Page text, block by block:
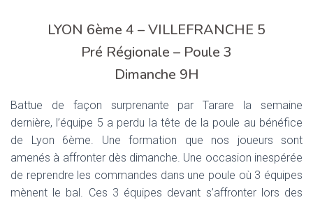
LYON 6ème 4 – VILLEFRANCHE 5
Pré Régionale – Poule 3
Dimanche 9H
Battue de façon surprenante par Tarare la semaine
dernière, l’équipe 5 a perdu la tête de la poule au bénéfice
de Lyon 6ème. Une formation que nos joueurs sont
amenés à affronter dès dimanche. Une occasion inespérée
de reprendre les commandes dans une poule où 3 équipes
mènent le bal. Ces 3 équipes devant s’affronter lors des